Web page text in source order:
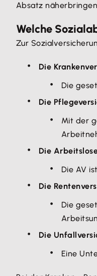
Absatz
Welche
Zur
Die
Die
Die
Mit der
Die
Die AV
Die
Die
Die
Eine